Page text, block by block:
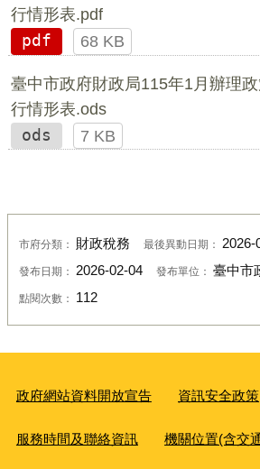
行情形表.pdf
pdf
68 KB
臺中市政府財政局115年1月辦理
行情形表.ods
ods
7 KB
市府分類： 財政稅務 最後異動日期： 2026-
發布日期： 2026-02-04 發布單位： 臺中市
點閱次數： 112
政府網站資料開放宣告 資訊安全政策
服務時間及聯絡資訊 機關位置(含交